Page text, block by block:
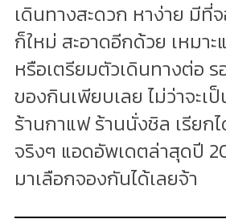
เดินทางสะดวก หาง่าย มี
ก็ใหม่ สะอาดอีกด้วย เหมา
หรือเตรียมตัวเดินทางต่อ
ของกินเพียบเลย ไม่ว่าจะเ
ร้านกาแฟ ร้านนั่งชิล เรียก
จริงๆ แอดอัพเดตล่าสุดปี
มาเลือกจองกันได้เลยจ้า